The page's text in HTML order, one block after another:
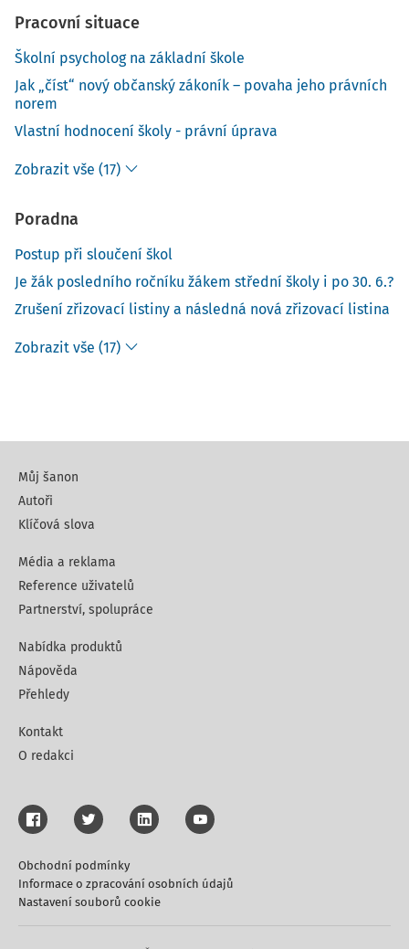
Pracovní situace
Školní psycholog na základní škole
Jak „číst“ nový občanský zákoník – povaha jeho právních
norem
Vlastní hodnocení školy - právní úprava
Zobrazit vše (17)
Poradna
Postup při sloučení škol
Je žák posledního ročníku žákem střední školy i po 30. 6.?
Zrušení zřizovací listiny a následná nová zřizovací listina
Zobrazit vše (17)
Můj šanon
Autoři
Klíčová slova
Média a reklama
Reference uživatelů
Partnerství, spolupráce
Nabídka produktů
Nápověda
Přehledy
Kontakt
O redakci
Obchodní podmínky
Informace o zpracování osobních údajů
Nastavení souborů cookie